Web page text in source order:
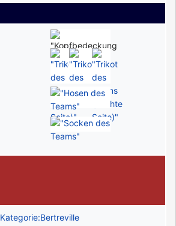
Kategorie:Bertreville